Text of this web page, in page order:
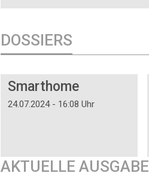
DOSSIERS
Smarthome
24.07.2024 - 16:08 Uhr
AKTUELLE AUSGABE